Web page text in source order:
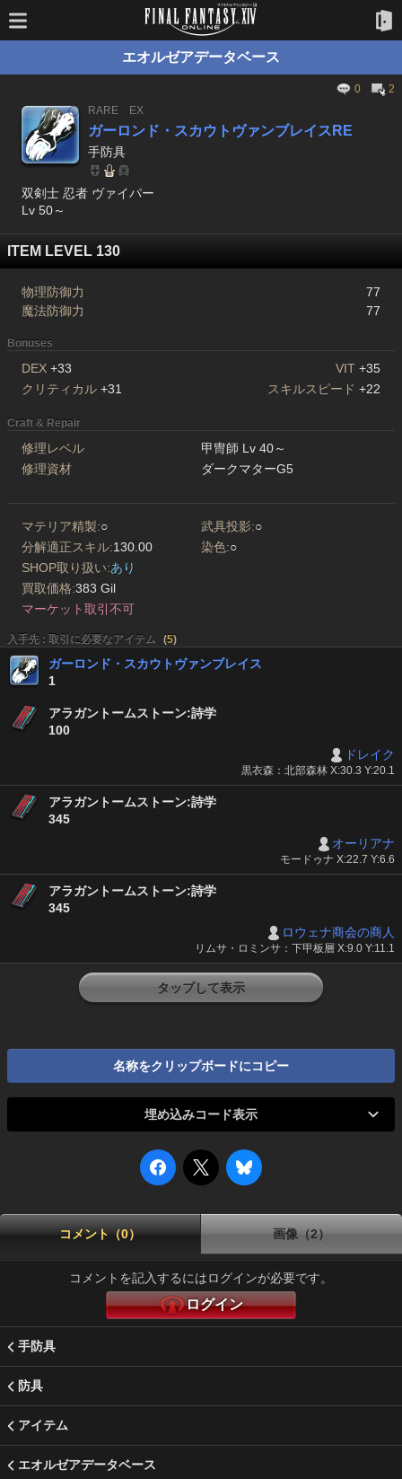
エオルゼアデータベース
0
2
RARE
EX
ガーロンド・スカウトヴァンブレイスRE
手防具
双剣士 忍者 ヴァイパー
Lv 50～
ITEM LEVEL 130
物理防御力
77
魔法防御力
77
Bonuses
DEX +33 VIT +35
クリティカル +31 スキルスピード +22
Craft & Repair
修理レベル
甲冑師 Lv 40～
修理資材
ダークマターG5
マテリア精製:○ 武具投影:○
分解適正スキル:130.00 染色:○
SHOP取り扱い:あり
買取価格:383 Gil
マーケット取引不可
入手先 : 取引に必要なアイテム (5)
ガーロンド・スカウトヴァンブレイス
1
アラガントームストーン:詩学
100
ドレイク
黒衣森：北部森林 X:30.3 Y:20.1
アラガントームストーン:詩学
345
オーリアナ
モードゥナ X:22.7 Y:6.6
アラガントームストーン:詩学
345
ロウェナ商会の商人
リムサ・ロミンサ：下甲板層 X:9.0 Y:11.1
タップして表示
名称をクリップボードにコピー
埋め込みコード表示
コメント（0） 画像（2）
コメントを記入するにはログインが必要です。
ログイン
手防具
防具
アイテム
エオルゼアデータベース